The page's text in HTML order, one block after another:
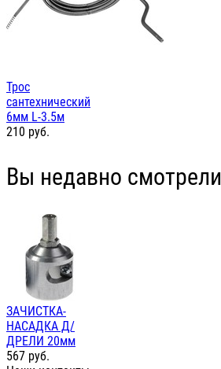
Трос
сантехнический
6мм L-3.5м
210 руб.
Вы недавно смотрели
ЗАЧИСТКА-
НАСАДКА Д/
ДРЕЛИ 20мм
567 руб.